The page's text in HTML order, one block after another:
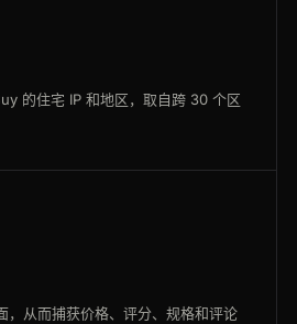
的住宅 IP 和地区，取自跨 30 个区
，从而捕获价格、评分、规格和评论